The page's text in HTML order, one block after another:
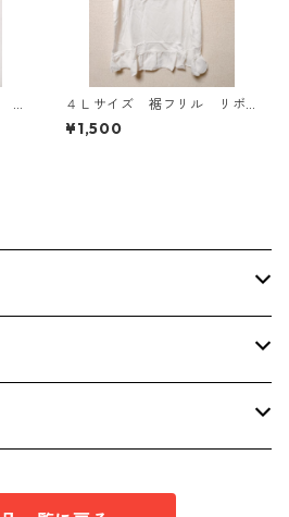
４Ｌサイズ 裾フリル リボ
ン付きタンクトップ オフホ
ワイト KAE-4780
¥1,500